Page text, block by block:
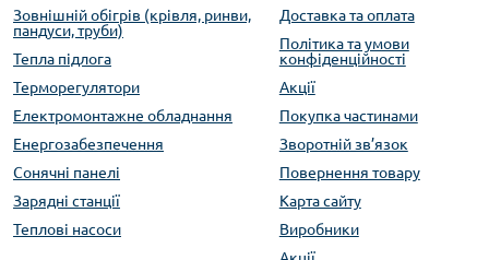
Зовнішній обігрів (крівля, ринви,
пандуси, труби)
Тепла підлога
Терморегулятори
Електромонтажне обладнання
Енергозабезпечення
Сонячні панелі
Зарядні станції
Теплові насоси
Доставка та оплата
Політика та умови
конфіденційності
Акції
Покупка частинами
Зворотній зв’язок
Повернення товару
Карта сайту
Виробники